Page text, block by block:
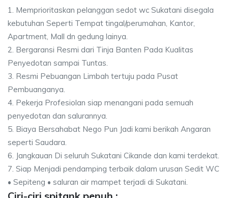
1. Memprioritaskan pelanggan sedot wc Sukatani disegala
kebutuhan Seperti Tempat tingal/perumahan, Kantor,
Apartment, Mall dn gedung lainya.
2. Bergaransi Resmi dari Tinja Banten Pada Kualitas
Penyedotan sampai Tuntas.
3. Resmi Pebuangan Limbah tertuju pada Pusat
Pembuanganya.
4. Pekerja Profesiolan siap menangani pada semuah
penyedotan dan salurannya.
5. Biaya Bersahabat Nego Pun Jadi kami berikah Angaran
seperti Saudara.
6. Jangkauan Di seluruh Sukatani Cikande dan kami terdekat.
7. Siap Menjadi pendamping terbaik dalam urusan Sedit WC
• Sepiteng • saluran air mampet terjadi di Sukatani.